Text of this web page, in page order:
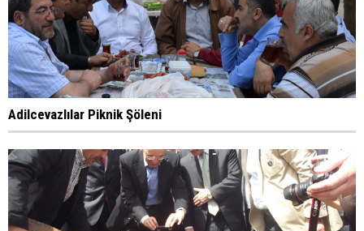
Adilcevazlılar Piknik Şöleni